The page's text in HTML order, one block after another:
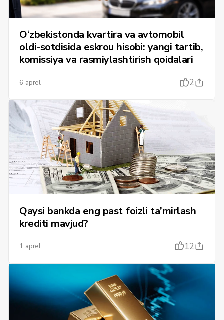
O‘zbekistonda kvartira va avtomobil
oldi-sotdisida eskrou hisobi: yangi tartib,
komissiya va rasmiylashtirish qoidalari
6 aprel 2
Qaysi bankda eng past foizli ta’mirlash
krediti mavjud?
1 aprel 12